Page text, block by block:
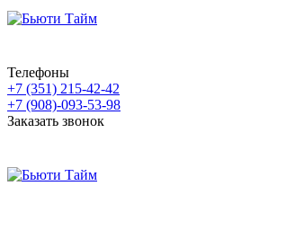
Телефоны
+7 (351) 215-42-42
+7 (908)-093-53-98
Заказать звонок